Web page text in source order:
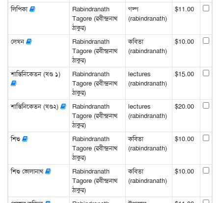
লিপিকা
Rabindranath
Tagore (রবীন্দ্রনাথ
ঠাকুর)
গল্প
(rabindranath)
$11.00
লেখন
Rabindranath
Tagore (রবীন্দ্রনাথ
ঠাকুর)
কবিতা
(rabindranath)
$10.00
শান্তিনিকেতন (খণ্ড ১)
Rabindranath
Tagore (রবীন্দ্রনাথ
ঠাকুর)
lectures
(rabindranath)
$15.00
শান্তিনিকেতন (খণ্ড২)
Rabindranath
Tagore (রবীন্দ্রনাথ
ঠাকুর)
lectures
(rabindranath)
$20.00
শিশু
Rabindranath
Tagore (রবীন্দ্রনাথ
ঠাকুর)
কবিতা
(rabindranath)
$10.00
শিশু ভোলানাথ
Rabindranath
Tagore (রবীন্দ্রনাথ
ঠাকুর)
কবিতা
(rabindranath)
$10.00